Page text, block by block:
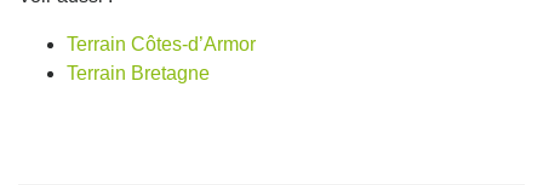
Terrain Côtes-d’Armor
Terrain Bretagne